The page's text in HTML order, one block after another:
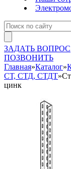
ЗАДАТЬ ВОПРОС
ПОЗВОНИТЬ
Главная»Каталог»
СТ, СТД, СТДТ»
цинк